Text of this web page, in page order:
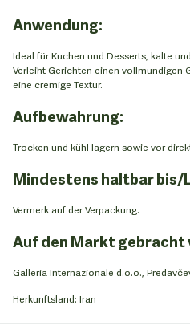
Anwendung:
Ideal für Kuchen und Desserts, kalte
Verleiht Gerichten einen vollmundigen
eine cremige Textur.
Aufbewahrung:
Trocken und kühl lagern sowie vor
Mindestens haltbar bis/
Vermerk auf der Verpackung.
Auf den Markt gebracht
Galleria Internazionale d.o.o.,
Herkunftsland: Iran